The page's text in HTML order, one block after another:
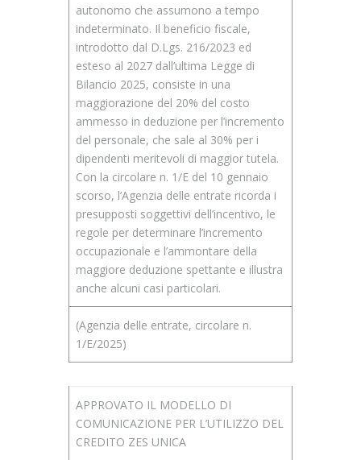
autonomo che assumono a tempo
indeterminato. Il beneficio fiscale,
introdotto dal D.Lgs. 216/2023 ed
esteso al 2027 dall’ultima Legge di
Bilancio 2025, consiste in una
maggiorazione del 20% del costo
ammesso in deduzione per l’incremento
del personale, che sale al 30% per i
dipendenti meritevoli di maggior tutela.
Con la circolare n. 1/E del 10 gennaio
scorso, l’Agenzia delle entrate ricorda i
presupposti soggettivi dell’incentivo, le
regole per determinare l’incremento
occupazionale e l’ammontare della
maggiore deduzione spettante e illustra
anche alcuni casi particolari.
(Agenzia delle entrate, circolare n.
1/E/2025)
APPROVATO IL MODELLO DI
COMUNICAZIONE PER L’UTILIZZO DEL
CREDITO ZES UNICA